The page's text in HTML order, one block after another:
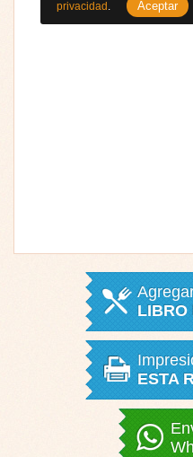
LIBRO
ESTA
privacidad. Aceptar